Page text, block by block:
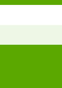
施工例
塗装店
施工例
塗装店